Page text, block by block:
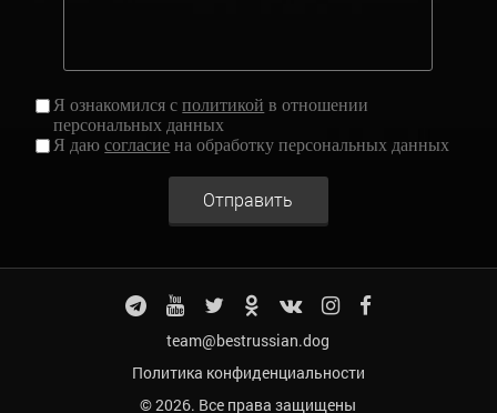
Я ознакомился сполитикой в отношении
персональных данных
Я даюсогласие на обработку персональных данных
Отправить
team@bestrussian.dog
Политика конфиденциальности
© 2026. Все права защищены